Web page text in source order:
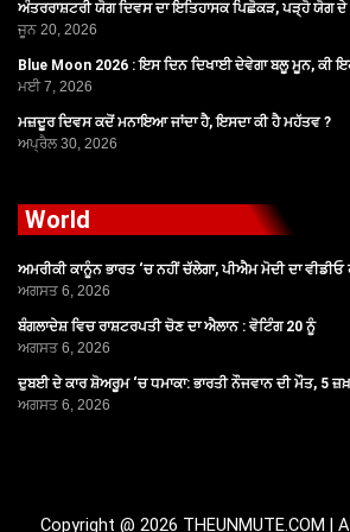
ਅੰਤਰਰਾਸ਼ਟਰੀ ਯੋਗ ਦਿਵਸ ਦਾ ਇਤਿਹਾਸਕ ਪਿਛੋਕੜ, ਪੜ੍ਹੋ ਯੋਗ ਦੇ
ਜੂਨ 20, 2026
Blue Moon 2026 : ਇਸ ਦਿਨ ਦਿਖਾਈ ਦੇਵੇਗਾ ਬਲੂ ਮੂਨ, ਕੀ
ਮਈ 7, 2026
ਮਜ਼ਦੂਰ ਦਿਵਸ ਕਦੋਂ ਮਨਾਇਆ ਜਾਂਦਾ ਹੈ, ਇਸਦਾ ਕੀ ਹੈ ਮਹੱਤਵ ?
ਅਪ੍ਰੈਲ 30, 2026
World
ਅਮਰੀਕੀ ਕਾਨੂੰਨ ਭਾਰਤ ‘ਚ ਨਹੀਂ ਚੱਲੇਗਾ, ਪੀਐਮ ਮੋਦੀ ਦਾ
ਅਗਸਤ 6, 2026
ਬੰਗਲਾਦੇਸ਼ ਵਿਚ ਰਾਸ਼ਟਰਪਤੀ ਚੋਣ ਦਾ ਐਲਾਨ : ਵੋਟਿੰਗ 20 ਨੂੰ
ਅਗਸਤ 6, 2026
ਦੁਬਈ ਦੇ ਕਾਰ ਸ਼ੋਅਰੂਮ ‘ਚ ਧਮਾਕਾ: ਭਾਰਤੀ ਨੌਜਵਾਨ ਦੀ ਮੌਤ, 5
ਅਗਸਤ 6, 2026
Copyright @ 2026 THEUNMUTE.COM |